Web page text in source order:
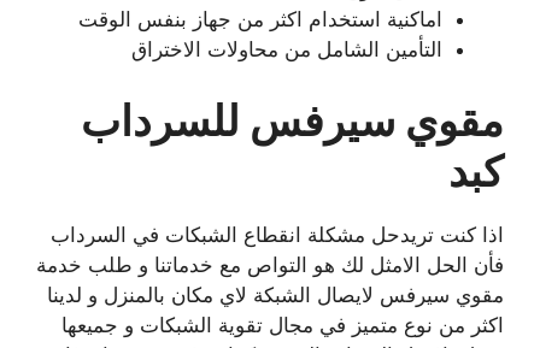
اماكنية استخدام اكثر من جهاز بنفس الوقت
التأمين الشامل من محاولات الاختراق
مقوي سيرفس للسرداب
كبد
اذا كنت تريدحل مشكلة انقطاع الشبكات في السرداب
فأن الحل الامثل لك هو التواص مع خدماتنا و طلب خدمة
مقوي سيرفس لايصال الشبكة لاي مكان بالمنزل و لدينا
اكثر من نوع متميز في مجال تقوية الشبكات و جميعها